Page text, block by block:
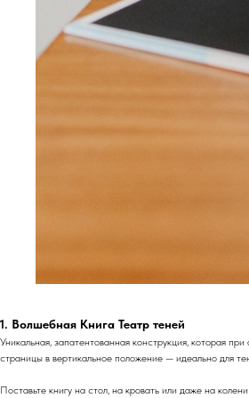
1. Волшебная Книга Театр теней
Уникальная, запатентованная конструкция, которая
страницы в вертикальное положение — идеально для
Поставьте книгу на стол, на кровать или даже на